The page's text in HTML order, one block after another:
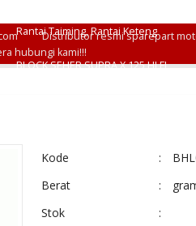
Rantai Taiming, Rantai Keteng
BLOCK SEHER SUPRA X 125 HI FI
Distributor resmi sparepart
hubungi kami!!!
Kode :
Berat
:
Stok
: